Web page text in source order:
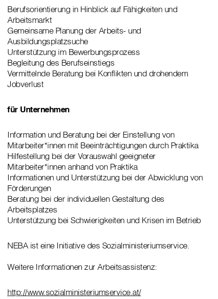
Berufsorientierung in Hinblick auf Fähigkeiten und
Arbeitsmarkt
Gemeinsame Planung der Arbeits- und
Ausbildungsplatzsuche
Unterstützung im Bewerbungsprozess
Begleitung des Berufseinstiegs
Vermittelnde Beratung bei Konflikten und drohendem
Jobverlust
für Unternehmen
Information und Beratung bei der Einstellung von
Mitarbeiter*innen mit Beeinträchtigungen durch Praktika
Hilfestellung bei der Vorauswahl geeigneter
Mitarbeiter*innen anhand von Praktika
Informationen und Unterstützung bei der Abwicklung von
Förderungen
Beratung bei der individuellen Gestaltung des
Arbeitsplatzes
Unterstützung bei Schwierigkeiten und Krisen im Betrieb
NEBA ist eine Initiative des Sozialministeriumservice.
Weitere Informationen zur Arbeitsassistenz:
http://www.sozialministeriumservice.at/